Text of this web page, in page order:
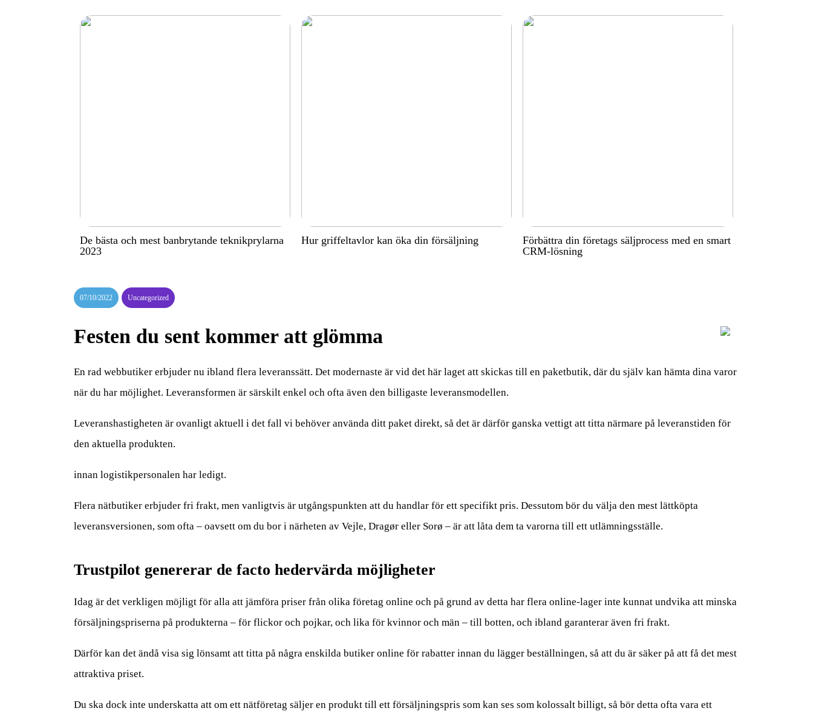
De bästa och mest banbrytande teknikprylarna
2023
Hur griffeltavlor kan öka din försäljning
Förbättra din företags säljprocess med en smart
CRM-lösning
07/10/2022 Uncategorized
Festen du sent kommer att glömma
En rad webbutiker erbjuder nu ibland flera leveranssätt. Det modernaste är vid det här laget att skickas till en paketbutik, där du själv kan hämta dina varor
när du har möjlighet. Leveransformen är särskilt enkel och ofta även den billigaste leveransmodellen.
Leveranshastigheten är ovanligt aktuell i det fall vi behöver använda ditt paket direkt, så det är därför ganska vettigt att titta närmare på leveranstiden för
den aktuella produkten.
innan logistikpersonalen har ledigt.
Flera nätbutiker erbjuder fri frakt, men vanligtvis är utgångspunkten att du handlar för ett specifikt pris. Dessutom bör du välja den mest lättköpta
leveransversionen, som ofta – oavsett om du bor i närheten av Vejle, Dragør eller Sorø – är att låta dem ta varorna till ett utlämningsställe.
Trustpilot genererar de facto hedervärda möjligheter
Idag är det verkligen möjligt för alla att jämföra priser från olika företag online och på grund av detta har flera online-lager inte kunnat undvika att minska
försäljningspriserna på produkterna – för flickor och pojkar, och lika för kvinnor och män – till botten, och ibland garanterar även fri frakt.
Därför kan det ändå visa sig lönsamt att titta på några enskilda butiker online för rabatter innan du lägger beställningen, så att du är säker på att få det mest
attraktiva priset.
Du ska dock inte underskatta att om ett nätföretag säljer en produkt till ett försäljningspris som kan ses som kolossalt billigt, så bör detta ofta vara ett